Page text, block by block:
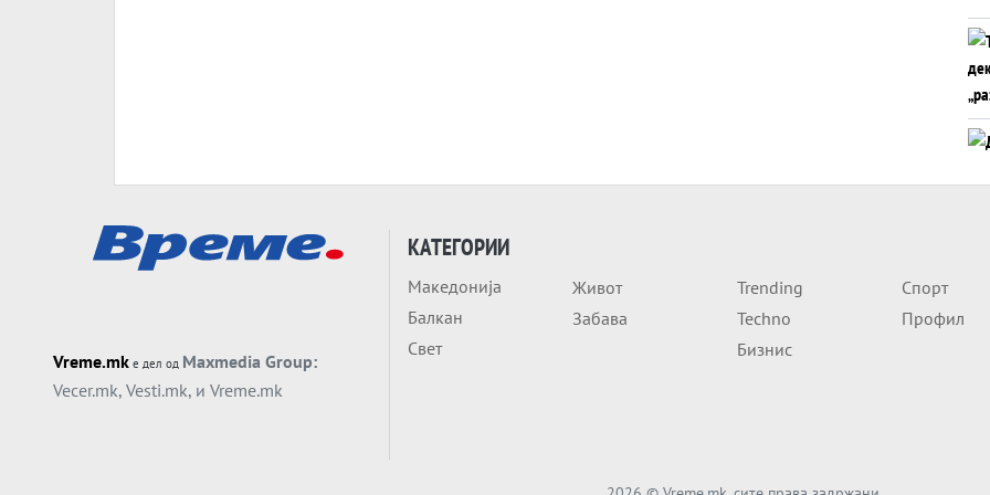
Vreme.mk е дел од Maxmedia Group:
Vecer.mk, Vesti.mk, и Vreme.mk
КАТЕГОРИИ
Македонија
Балкан
Свет
Живот
Забава
Trending
Techno
Бизнис
Спорт
Профил